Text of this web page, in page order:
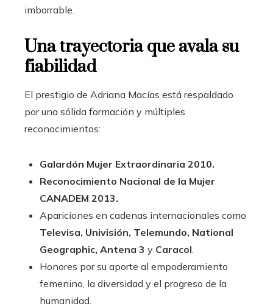
imborrable.
Una trayectoria que avala su
fiabilidad
El prestigio de Adriana Macías está respaldado
por una sólida formación y múltiples
reconocimientos:
Galardón Mujer Extraordinaria 2010.
Reconocimiento Nacional de la Mujer
CANADEM 2013.
Apariciones en cadenas internacionales como
Televisa, Univisión, Telemundo, National
Geographic, Antena 3 y Caracol.
Honores por su aporte al empoderamiento
femenino, la diversidad y el progreso de la
humanidad.